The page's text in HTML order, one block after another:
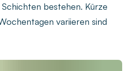
bestehen. Kürze
variieren sind